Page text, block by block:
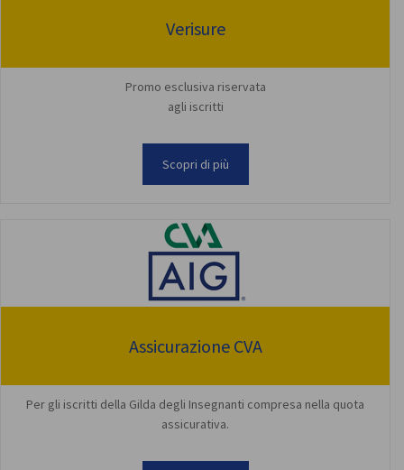
Verisure
Promo esclusiva riservata
agli iscritti
Scopri di più
Assicurazione CVA
Per gli iscritti della Gilda degli Insegnanti compresa nella quota
assicurativa.